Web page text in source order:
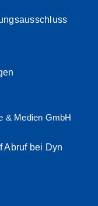
& Medien GmbH
Abruf bei Dyn